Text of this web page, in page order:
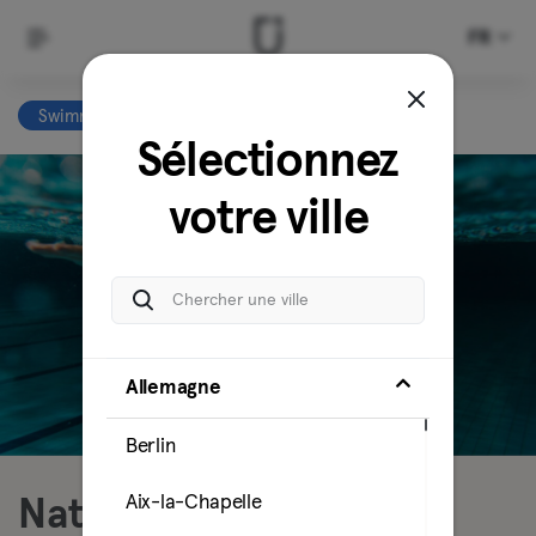
FR
Swimming
Natation
Sélectionnez
votre ville
Allemagne
Berlin
Aix-la-Chapelle